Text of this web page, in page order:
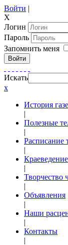
Войти |
X
Логин
Пароль
Запомнить меня
Войти
Искать
x
История
|
Полезные
|
Расписание
|
Краеведение
|
Творчество
|
Объявления
|
Наши
|
Контакты
|